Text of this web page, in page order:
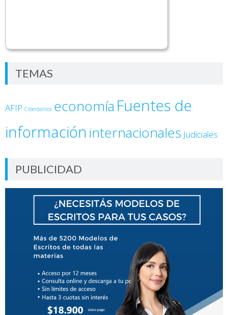
TEMAS
AFIP Ciberdelitos economía Fuentes de
informacióninternacionales Judiciales
PUBLICIDAD